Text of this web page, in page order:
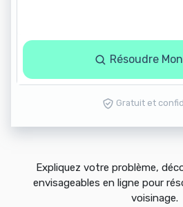
Résoudre
Gratuit et
Expliquez votre problème,
envisageables en ligne pour
voisinage.